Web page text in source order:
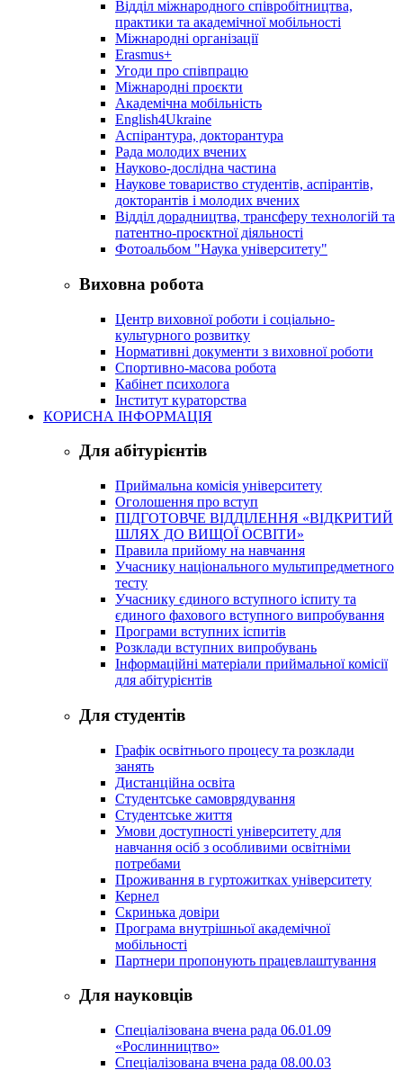
Відділ міжнародного співробітництва,
практики та академічної мобільності
Міжнародні організації
Erasmus+
Угоди про співпрацю
Міжнародні проєкти
Академічна мобільність
English4Ukraine
Аспірантура, докторантура
Рада молодих вчених
Науково-дослідна частина
Наукове товариство студентів, аспірантів,
докторантів і молодих вчених
Відділ дорадництва, трансферу технологій та
патентно-проєктної діяльності
Фотоальбом "Наука університету"
Виховна робота
Центр виховної роботи і соціально-
культурного розвитку
Нормативні документи з виховної роботи
Спортивно-масова робота
Кабінет психолога
Інститут кураторства
КОРИСНА ІНФОРМАЦІЯ
Для абітурієнтів
Приймальна комісія університету
Оголошення про вступ
ПІДГОТОВЧЕ ВІДДІЛЕННЯ «ВІДКРИТИЙ
ШЛЯХ ДО ВИЩОЇ ОСВІТИ»
Правила прийому на навчання
Учаснику національного мультипредметного
тесту
Учаснику єдиного вступного іспиту та
єдиного фахового вступного випробування
Програми вступних іспитів
Розклади вступних випробувань
Інформаційні матеріали приймальної комісії
для абітурієнтів
Для студентів
Графік освітнього процесу та розклади
занять
Дистанційна освіта
Студентське самоврядування
Студентське життя
Умови доступності університету для
навчання осіб з особливими освітніми
потребами
Проживання в гуртожитках університету
Кернел
Скринька довіри
Програма внутрішньої академічної
мобільності
Партнери пропонують працевлаштування
Для науковців
Спеціалізована вчена рада 06.01.09
«Рослинництво»
Спеціалізована вчена рада 08.00.03